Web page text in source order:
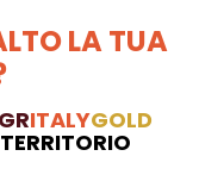
LA TUA
ITALYGOLD